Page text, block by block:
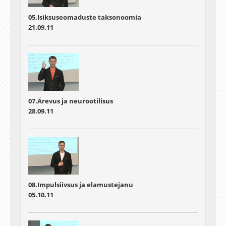
05.Isiksuseomaduste taksonoomia
21.09.11
07.Ärevus ja neurootilisus
28.09.11
08.Impulsiivsus ja elamustejanu
05.10.11